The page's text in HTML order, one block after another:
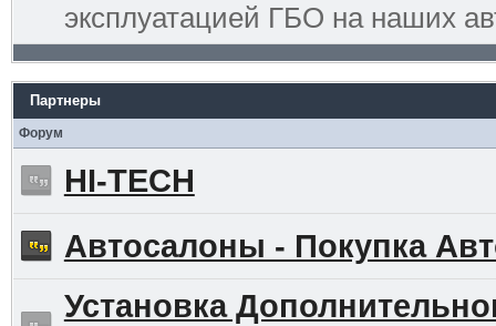
эксплуатацией ГБО на наших
Партнеры
Форум
HI-TECH
Автосалоны - Покупка
Установка